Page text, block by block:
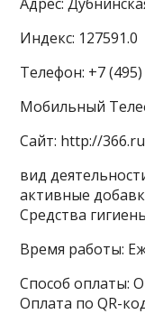
Индекс: 127591.0
Телефон: +7
Мобильный
Сайт: http://366.ru
вид
активные
Средства
Время работы:
Способ оплаты:
Оплата по QR-